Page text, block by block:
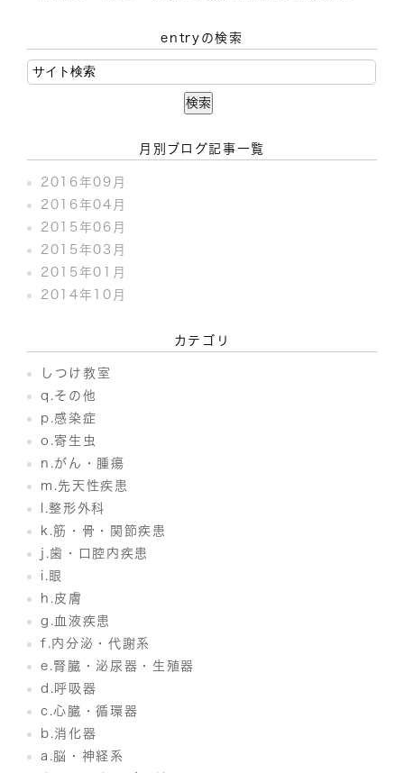
entryの検索
月別ブログ記事一覧
2016年09月
2016年04月
2015年06月
2015年03月
2015年01月
2014年10月
カテゴリ
しつけ教室
q.その他
p.感染症
o.寄生虫
n.がん・腫瘍
m.先天性疾患
l.整形外科
k.筋・骨・関節疾患
j.歯・口腔内疾患
i.眼
h.皮膚
g.血液疾患
f.内分泌・代謝系
e.腎臓・泌尿器・生殖器
d.呼吸器
c.心臓・循環器
b.消化器
a.脳・神経系